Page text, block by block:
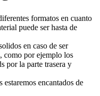
formatos en cuanto
puede ser hasta de
en caso de ser
como por ejemplo los
por la parte trasera y
estaremos encantados de